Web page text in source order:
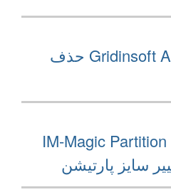
Gridinsoft Anti-Malware 3.0.50 حذف
IM-Magic